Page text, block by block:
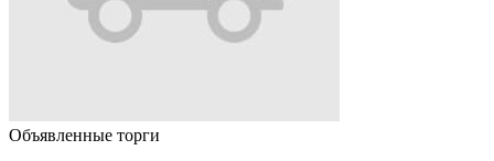
Объявленные торги